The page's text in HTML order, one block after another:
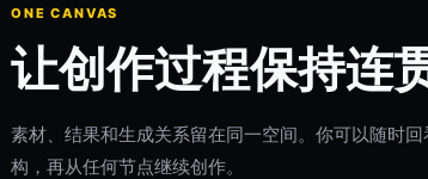
ONE CANVAS
让创作过程保持连
素材、结果和生成关系留在同一空间。你可以随时
构，再从任何节点继续创作。